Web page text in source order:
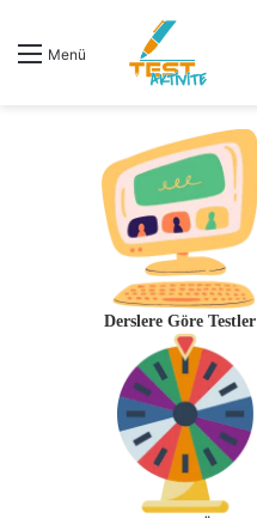
Menü
Derslere Göre Testler